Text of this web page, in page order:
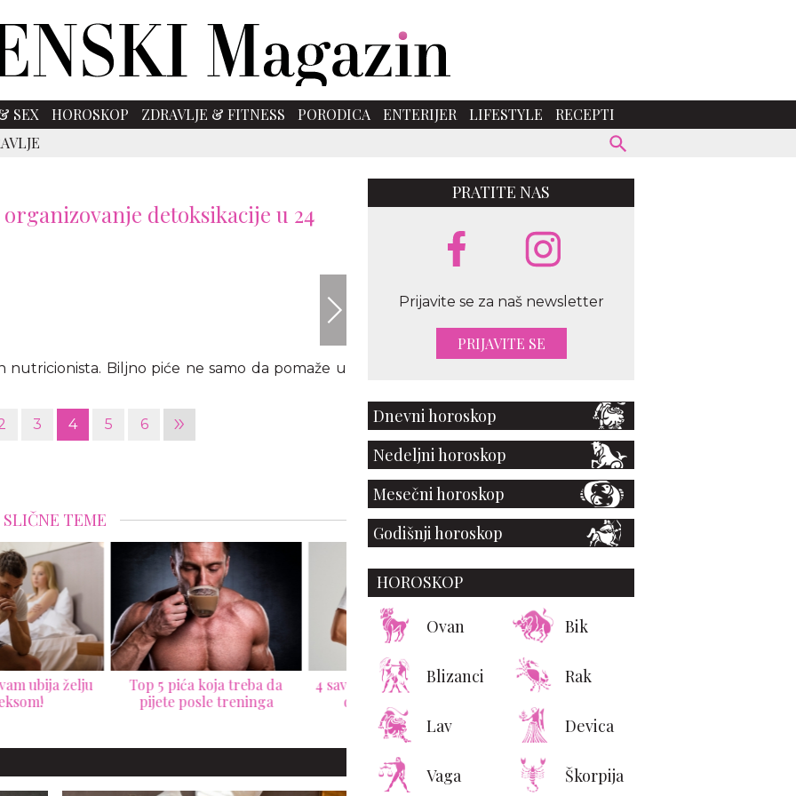
SEX HOROSKOP ZDRAVLJE & FITNESS PORODICA ENTERIJER LIFESTYLE
RECEPTI
detoksikacije u 24
Biljno piće ne samo da pomaže u
3 4 5 6 »
SLIČNE TEME
5 pića koja treba da
posle treninga
4 saveta koji će vam pomoći
da vaš stomak radi
Najlakši način da izbacite
PRATITE NAS
Prijavite se za naš newsletter
PRIJAVITE SE
Dnevni horoskop
Nedeljni horoskop
Mesečni horoskop
Godišnji horoskop
HOROSKOP
Ovan Bik
Blizanci Rak
Lav Devica
Vaga Škorpija